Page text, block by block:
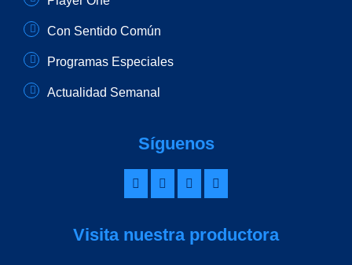
Con Sentido Común
Programas Especiales
Actualidad Semanal
Síguenos
Visita nuestra productora